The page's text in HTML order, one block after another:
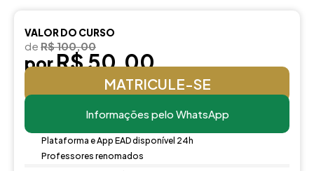
VALOR DO CURSO
de R$ 100,00
porR$ 50,00
MATRICULE-SE
Informações pelo WhatsApp
Plataforma e App EAD disponível 24h
Professores renomados